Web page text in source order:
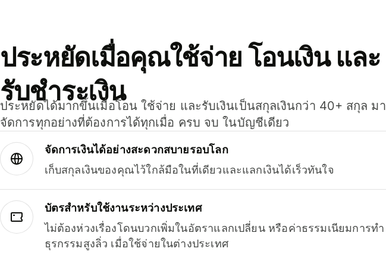
ประหยัดเมื่อคุณใช้จ่าย โอนเงิน และ
รับชำระเงิน
ประหยัดได้มากขึ้นเมื่อโอน ใช้จ่าย และรับเงินเป็นสกุลเงินกว่า 40+ สกุล มา
จัดการทุกอย่างที่ต้องการได้ทุกเมื่อ ครบ จบ ในบัญชีเดียว
จัดการเงินได้อย่างสะดวกสบายรอบโลก
เก็บสกุลเงินของคุณไว้ใกล้มือในที่เดียวและแลกเงินได้เร็วทันใจ
บัตรสำหรับใช้งานระหว่างประเทศ
ไม่ต้องห่วงเรื่องโดนบวกเพิ่มในอัตราแลกเปลี่ยน หรือค่าธรรมเนียมการทำ
ธุรกรรมสูงลิ่ว เมื่อใช้จ่ายในต่างประเทศ